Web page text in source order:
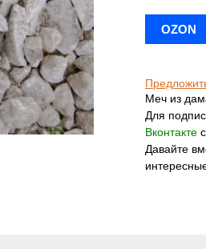
OZON
Меч из
Для
Вконтакте
Давайте